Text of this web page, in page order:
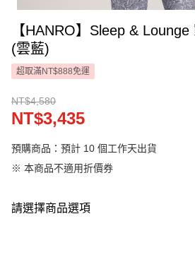
【HANRO】Sleep &
(雲藍)
超取滿NT$888免運
NT$4,580
NT$3,435
預購商品：預計 10 個工作天出貨
※ 本商品不適用折價券
請選擇商品選項